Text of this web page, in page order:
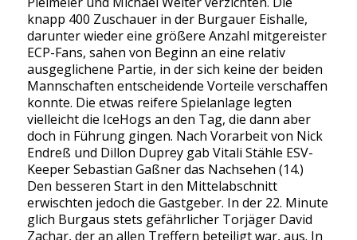
knapp 400 Zuschauer in der Burgauer Eishalle,
darunter wieder eine größere Anzahl mitgereister
ECP-Fans, sahen von Beginn an eine relativ
ausgeglichene Partie, in der sich keine der beiden
Mannschaften entscheidende Vorteile verschaffen
konnte. Die etwas reifere Spielanlage legten
vielleicht die IceHogs an den Tag, die dann aber
doch in Führung gingen. Nach Vorarbeit von Nick
Endreß und Dillon Duprey gab Vitali Stähle ESV-
Keeper Sebastian Gaßner das Nachsehen (14.)
Den besseren Start in den Mittelabschnitt
erwischten jedoch die Gastgeber. In der 22. Minute
glich Burgaus stets gefährlicher Torjäger David
Zachar, der an allen Treffern beteiligt war, aus. In